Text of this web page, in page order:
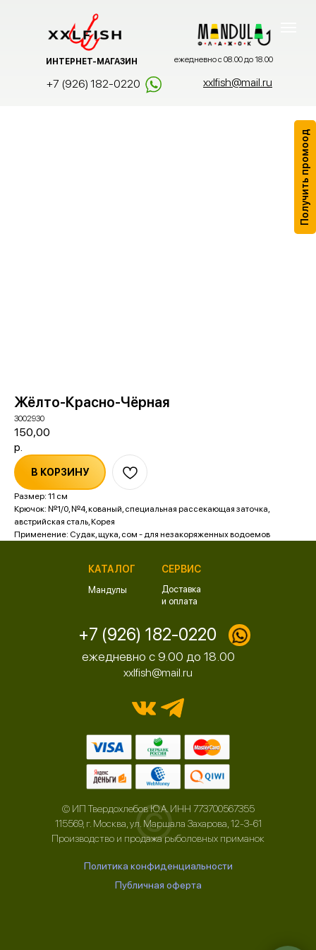
ежедневно с 08.00 до 18.00
xxlfish@mail.ru
+7 (926) 182-0220
ИНТЕРНЕТ-МАГАЗИН
Получить промоод
Жёлто-Красно-Чёрная
3002930
150,00
р.
В КОРЗИНУ
Размер: 11 см
Крючок: №1/0, №4, кованый, специальная рассекающая заточка,
австрийская сталь, Корея
Применение: Судак, щука, сом - для незакоряженных водоемов
©
+7 (926) 182-0220
xxlfish@mail.ru
ежедневно с 9.00 до 18.00
© ИП Твердохлебов Ю.А. ИНН 773700567355
115569, г. Москва, ул. Маршала Захарова, 12-3-61
Производство и продажа рыболовных приманок
Публичная оферта
Политика конфиденциальности
КАТАЛОГ СЕРВИС
Мандулы
Доставка
и оплата